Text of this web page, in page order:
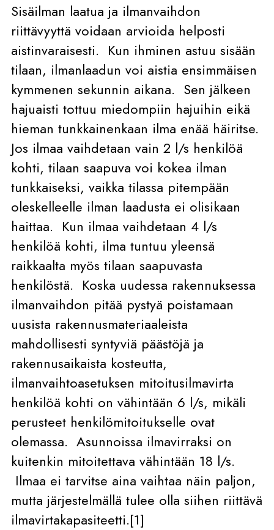
Sisäilman laatua ja ilmanvaihdon
riittävyyttä voidaan arvioida helposti
aistinvaraisesti. Kun ihminen astuu sisään
tilaan, ilmanlaadun voi aistia ensimmäisen
kymmenen sekunnin aikana. Sen jälkeen
hajuaisti tottuu miedompiin hajuihin eikä
hieman tunkkainenkaan ilma enää häiritse.
Jos ilmaa vaihdetaan vain 2 l/s henkilöä
kohti, tilaan saapuva voi kokea ilman
tunkkaiseksi, vaikka tilassa pitempään
oleskelleelle ilman laadusta ei olisikaan
haittaa. Kun ilmaa vaihdetaan 4 l/s
henkilöä kohti, ilma tuntuu yleensä
raikkaalta myös tilaan saapuvasta
henkilöstä. Koska uudessa rakennuksessa
ilmanvaihdon pitää pystyä poistamaan
uusista rakennusmateriaaleista
mahdollisesti syntyviä päästöjä ja
rakennusaikaista kosteutta,
ilmanvaihtoasetuksen mitoitusilmavirta
henkilöä kohti on vähintään 6 l/s, mikäli
perusteet henkilömitoitukselle ovat
olemassa. Asunnoissa ilmavirraksi on
kuitenkin mitoitettava vähintään 18 l/s.
Ilmaa ei tarvitse aina vaihtaa näin paljon,
mutta järjestelmällä tulee olla siihen riittävä
ilmavirtakapasiteetti.[1]